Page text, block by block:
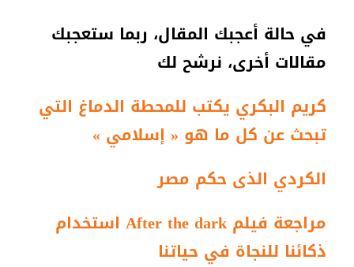
في حالة أعجبك المقال، ربما ستعجبك
مقالات أخرى، نرشح لك
كريم البكري يكتب للمحطة الدماغ التي
تبحث عن كل ما ھو « إسلامي »
الكردي الذى حكم مصر
مراجعة فيلم After the dark استخدام
ذكائنا للنجاة في حياتنا